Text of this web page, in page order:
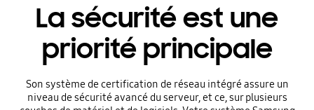
La sécurité est une
priorité principale
Son système de certification de réseau intégré assure un
niveau de sécurité avancé du serveur, et ce, sur plusieurs